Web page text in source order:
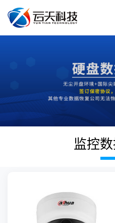
监控数据恢复 - 云天
监控